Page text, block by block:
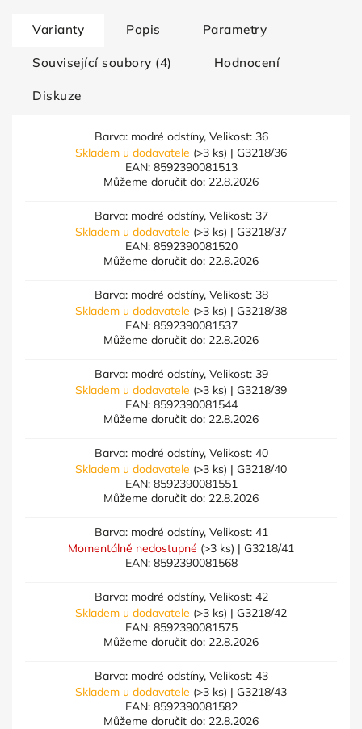
Varianty Popis Parametry
Související soubory (4) Hodnocení
Diskuze
Barva: modré odstíny, Velikost: 36
Skladem u dodavatele (>3 ks) | G3218/36
EAN: 8592390081513
Můžeme doručit do: 22.8.2026
Barva: modré odstíny, Velikost: 37
Skladem u dodavatele (>3 ks) | G3218/37
EAN: 8592390081520
Můžeme doručit do: 22.8.2026
Barva: modré odstíny, Velikost: 38
Skladem u dodavatele (>3 ks) | G3218/38
EAN: 8592390081537
Můžeme doručit do: 22.8.2026
Barva: modré odstíny, Velikost: 39
Skladem u dodavatele (>3 ks) | G3218/39
EAN: 8592390081544
Můžeme doručit do: 22.8.2026
Barva: modré odstíny, Velikost: 40
Skladem u dodavatele (>3 ks) | G3218/40
EAN: 8592390081551
Můžeme doručit do: 22.8.2026
Barva: modré odstíny, Velikost: 41
Momentálně nedostupné (>3 ks) | G3218/41
EAN: 8592390081568
Barva: modré odstíny, Velikost: 42
Skladem u dodavatele (>3 ks) | G3218/42
EAN: 8592390081575
Můžeme doručit do: 22.8.2026
Barva: modré odstíny, Velikost: 43
Skladem u dodavatele (>3 ks) | G3218/43
EAN: 8592390081582
Můžeme doručit do: 22.8.2026